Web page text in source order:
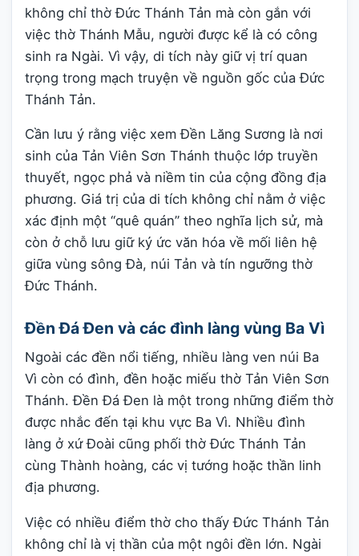
không chỉ thờ Đức Thánh Tản mà còn gắn với
việc thờ Thánh Mẫu, người được kể là có công
sinh ra Ngài. Vì vậy, di tích này giữ vị trí quan
trọng trong mạch truyện về nguồn gốc của Đức
Thánh Tản.
Cần lưu ý rằng việc xem Đền Lăng Sương là nơi
sinh của Tản Viên Sơn Thánh thuộc lớp truyền
thuyết, ngọc phả và niềm tin của cộng đồng địa
phương. Giá trị của di tích không chỉ nằm ở việc
xác định một “quê quán” theo nghĩa lịch sử, mà
còn ở chỗ lưu giữ ký ức văn hóa về mối liên hệ
giữa vùng sông Đà, núi Tản và tín ngưỡng thờ
Đức Thánh.
Đền Đá Đen và các đình làng vùng Ba Vì
Ngoài các đền nổi tiếng, nhiều làng ven núi Ba
Vì còn có đình, đền hoặc miếu thờ Tản Viên Sơn
Thánh. Đền Đá Đen là một trong những điểm thờ
được nhắc đến tại khu vực Ba Vì. Nhiều đình
làng ở xứ Đoài cũng phối thờ Đức Thánh Tản
cùng Thành hoàng, các vị tướng hoặc thần linh
địa phương.
Việc có nhiều điểm thờ cho thấy Đức Thánh Tản
không chỉ là vị thần của một ngôi đền lớn. Ngài